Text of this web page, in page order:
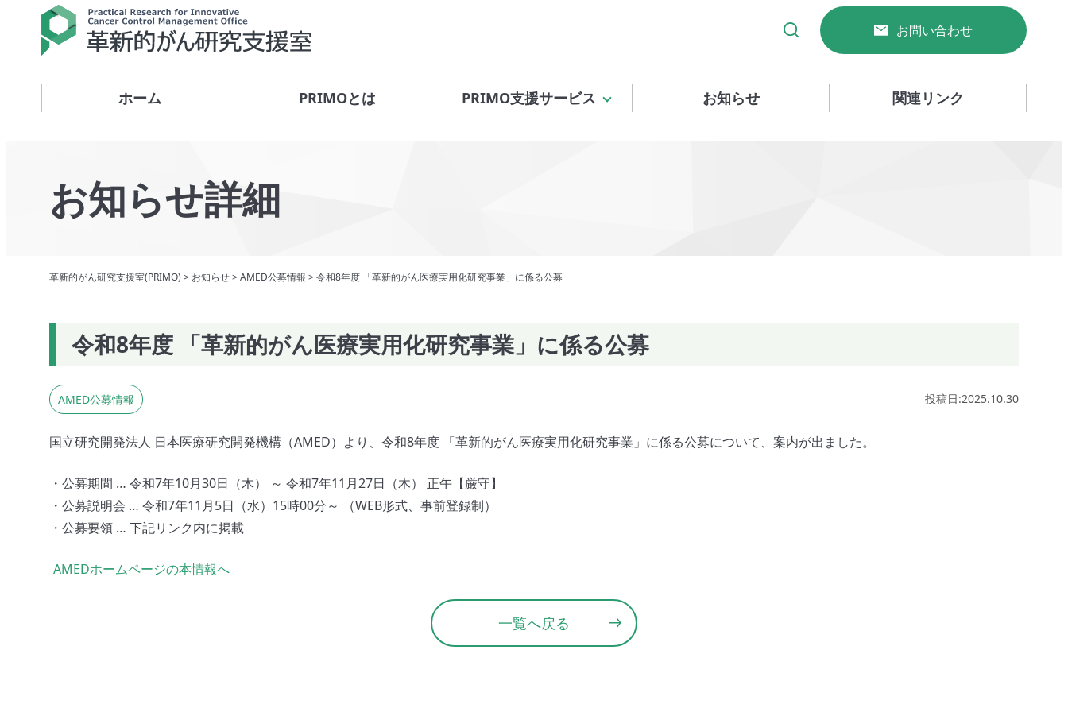
お問い合わせ
ホーム PRIMOとは PRIMO支援サービス お知らせ 関連リンク
お知らせ詳細
革新的がん研究支援室(PRIMO) > お知らせ>AMED公募情報 >令和8年度 「革新的がん医療実用化研究事業」に係る公募
令和8年度 「革新的がん医療実用化研究事業」に係る公募
AMED公募情報 投稿日:2025.10.30
国立研究開発法人 日本医療研究開発機構（AMED）より、令和8年度 「革新的がん医療実用化研究事業」に係る公募について、案内が出ました。
・公募期間 … 令和7年10月30日（木） ～ 令和7年11月27日（木） 正午【厳守】
・公募説明会 … 令和7年11月5日（水）15時00分～ （WEB形式、事前登録制）
・公募要領 … 下記リンク内に掲載
AMEDホームページの本情報へ
一覧へ戻る